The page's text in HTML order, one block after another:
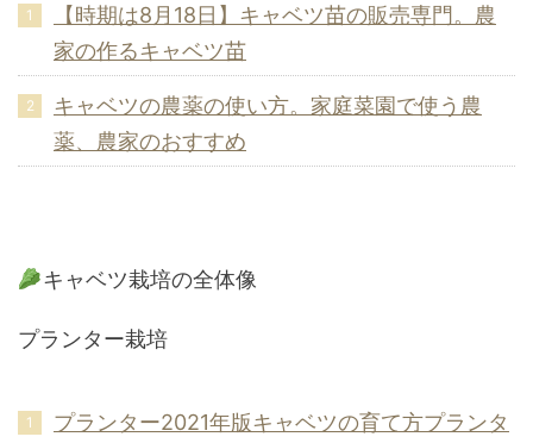
【時期は8月18日】キャベツ苗の販売専門。農
家の作るキャベツ苗
キャベツの農薬の使い方。家庭菜園で使う農
薬、農家のおすすめ
キャベツ栽培の全体像
プランター栽培
プランター2021年版キャベツの育て方プランタ